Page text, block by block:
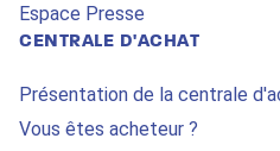
Espace Presse
CENTRALE D'ACHAT
Présentation de la centrale
Vous êtes acheteur ?